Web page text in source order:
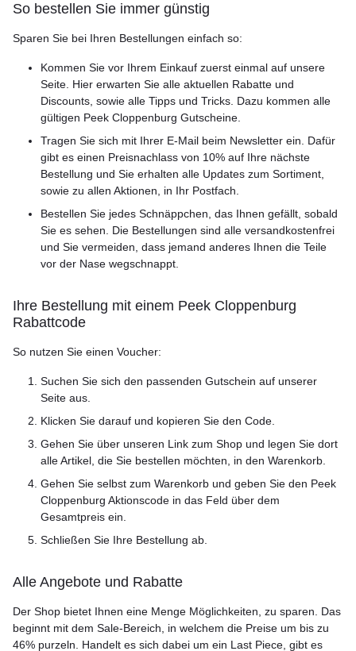
So bestellen Sie immer günstig
Sparen Sie bei Ihren Bestellungen einfach so:
Kommen Sie vor Ihrem Einkauf zuerst einmal auf unsere
Seite. Hier erwarten Sie alle aktuellen Rabatte und
Discounts, sowie alle Tipps und Tricks. Dazu kommen alle
gültigen Peek Cloppenburg Gutscheine.
Tragen Sie sich mit Ihrer E-Mail beim Newsletter ein. Dafür
gibt es einen Preisnachlass von 10% auf Ihre nächste
Bestellung und Sie erhalten alle Updates zum Sortiment,
sowie zu allen Aktionen, in Ihr Postfach.
Bestellen Sie jedes Schnäppchen, das Ihnen gefällt, sobald
Sie es sehen. Die Bestellungen sind alle versandkostenfrei
und Sie vermeiden, dass jemand anderes Ihnen die Teile
vor der Nase wegschnappt.
Ihre Bestellung mit einem Peek Cloppenburg
Rabattcode
So nutzen Sie einen Voucher:
Suchen Sie sich den passenden Gutschein auf unserer
Seite aus.
Klicken Sie darauf und kopieren Sie den Code.
Gehen Sie über unseren Link zum Shop und legen Sie dort
alle Artikel, die Sie bestellen möchten, in den Warenkorb.
Gehen Sie selbst zum Warenkorb und geben Sie den Peek
Cloppenburg Aktionscode in das Feld über dem
Gesamtpreis ein.
Schließen Sie Ihre Bestellung ab.
Alle Angebote und Rabatte
Der Shop bietet Ihnen eine Menge Möglichkeiten, zu sparen. Das
beginnt mit dem Sale-Bereich, in welchem die Preise um bis zu
46% purzeln. Handelt es sich dabei um ein Last Piece, gibt es